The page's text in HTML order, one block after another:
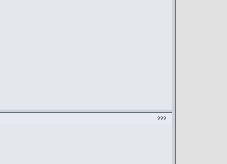
999